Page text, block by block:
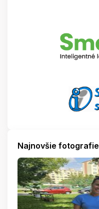
Najnovšie fotografie